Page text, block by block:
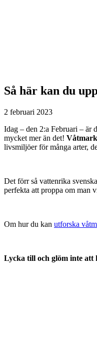
Så här kan du
2 februari 2023
Idag – den 2:a Februari – är
mycket mer än det!
livsmiljöer för många arter,
Det förr så vattenrika
perfekta att proppa om man
Om hur du kan utforska
Lycka till och glöm inte att